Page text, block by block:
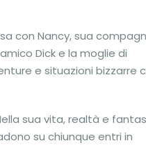
con Nancy, sua
Dick e la moglie di
e situazioni bizzarre
sua vita, realtà e
su chiunque entri in